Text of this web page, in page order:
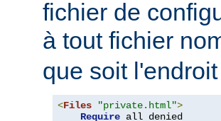
fichier de
à tout fichier
que soit
<Files "private.html">
Require